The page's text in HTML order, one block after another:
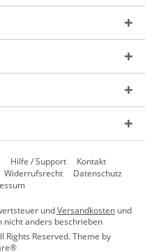
Hilfe / Support
Kontakt
Widerrufsrecht
Datenschutz
undVersandkostenund
nicht anders beschrieben
Reserved. Theme by